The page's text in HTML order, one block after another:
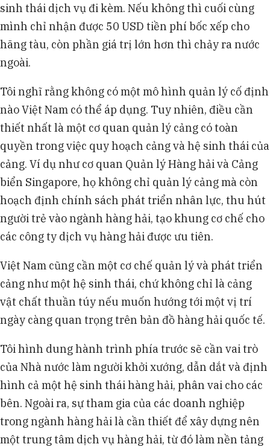
sinh thái dịch vụ đi kèm. Nếu không thì cuối cùng
mình chỉ nhận được 50 USD tiền phí bốc xếp cho
hãng tàu, còn phần giá trị lớn hơn thì chảy ra nước
ngoài.
Tôi nghĩ rằng không có một mô hình quản lý cố định
nào Việt Nam có thể áp dụng. Tuy nhiên, điều cần
thiết nhất là một cơ quan quản lý cảng có toàn
quyền trong việc quy hoạch cảng và hệ sinh thái của
cảng. Ví dụ như cơ quan Quản lý Hàng hải và Cảng
biển Singapore, họ không chỉ quản lý cảng mà còn
hoạch định chính sách phát triển nhân lực, thu hút
người trẻ vào ngành hàng hải, tạo khung cơ chế cho
các công ty dịch vụ hàng hải được ưu tiên.
Việt Nam cũng cần một cơ chế quản lý và phát triển
cảng như một hệ sinh thái, chứ không chỉ là cảng
vật chất thuần túy nếu muốn hướng tới một vị trí
ngày càng quan trọng trên bản đồ hàng hải quốc tế.
Tôi hình dung hành trình phía trước sẽ cần vai trò
của Nhà nước làm người khởi xướng, dẫn dắt và định
hình cả một hệ sinh thái hàng hải, phân vai cho các
bên. Ngoài ra, sự tham gia của các doanh nghiệp
trong ngành hàng hải là cần thiết để xây dựng nên
một trung tâm dịch vụ hàng hải, từ đó làm nền tảng